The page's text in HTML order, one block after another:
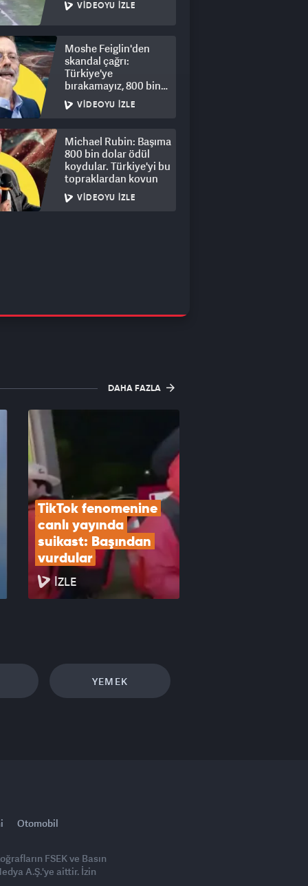
VIDEOYU İZLE
Moshe Feiglin'den
skandal çağrı:
Türkiye'ye
bırakamayız, 800 bin
kişi için derhal sürgün!
VIDEOYU İZLE
Michael Rubin: Başıma
800 bin dolar ödül
koydular. Türkiye'yi bu
topraklardan kovun
VIDEOYU İZLE
DAHA FAZLA
TikTok fenomenine
canlı yayında
suikast: Başından
vurdular
İZLE
YEMEK
Otomobil
FSEK ve Basın
A.Ş.'ye aittir. İzin